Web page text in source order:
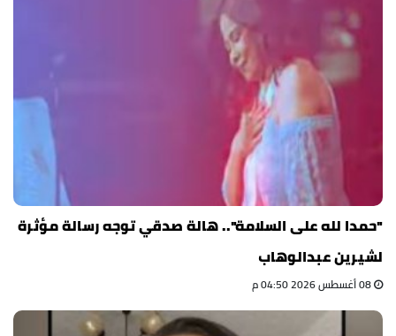
"حمدا لله على السلامة".. هالة صدقي توجه رسالة مؤثرة
لشيرين عبدالوهاب